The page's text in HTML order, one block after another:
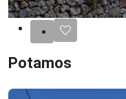
Potamos